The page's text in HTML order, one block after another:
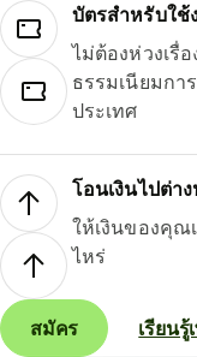
บัตรสำหรับใช้
ไม่ต้องห่วงเรื่
ธรรมเนียมกา
ประเทศ
โอนเงินไปต่า
ให้เงินของคุณ
ไหร่
สมัคร เรียนรู้